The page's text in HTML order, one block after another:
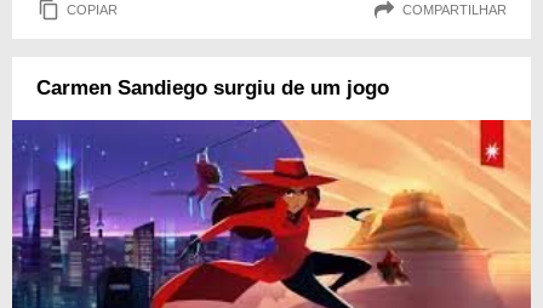
COPIAR COMPARTILHAR
Carmen Sandiego surgiu de um jogo